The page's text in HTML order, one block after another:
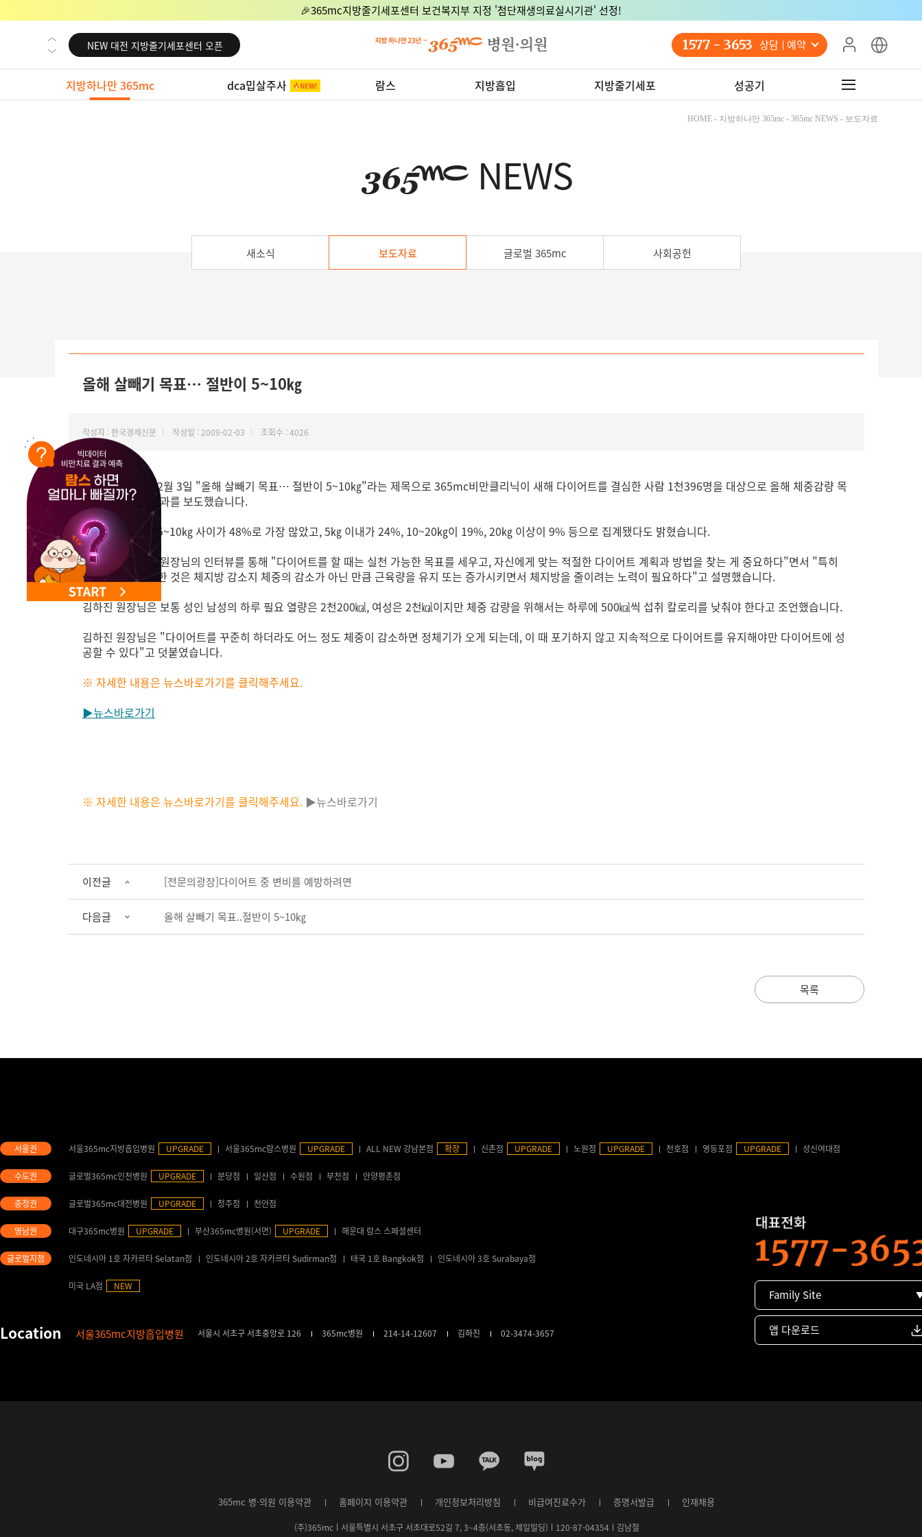
🎉365mc지방줄기세포센터 보건복지부 지정 '첨단재생의료실시기관' 선정!
NEW 교대 지방줄기세포센터 오픈
NEW 대전 지방줄기세포센터 오픈
NEW 노원 지방줄기세포센터 오픈
NEW 미국 LA점 오픈
NEW 미국 LA점 오픈
1577 - 3653 상담 예약
지방하나만 365mc dca밉살주사 람스 지방흡입 지방줄기세포 성공기
HOME - 지방하나만 365mc - 365mc NEWS - 보도자료
NEWS
새소식 보도자료 글로벌 365mc 사회공헌
올해 살빼기 목표… 절반이 5~10㎏
작성자 : 한국경제신문 작성일 : 2009-02-03 조회수 : 4026
한국경제신문은 2월 3일 "올해 살빼기 목표… 절반이 5~10㎏"라는 제목으로 365mc비만클리닉이 새해 다이어트를 결심한 사람 1천396명을 대상으로 올해 체중감량 목
표치를 조사한 결과를 보도했습니다.
한국경제신문은 5~10㎏ 사이가 48%로 가장 많았고, 5㎏ 이내가 24%, 10~20㎏이 19%, 20㎏ 이상이 9% 등으로 집계됐다도 밝혔습니다.
또한 김하진 수석원장님의 인터뷰를 통해 "다이어트를 할 때는 실천 가능한 목표를 세우고, 자신에게 맞는 적절한 다이어트 계획과 방법을 찾는 게 중요하다"면서 "특히
다이어트에 중요한 것은 체지방 감소지 체중의 감소가 아닌 만큼 근육량을 유지 또는 증가시키면서 체지방을 줄이려는 노력이 필요하다"고 설명했습니다.
김하진 원장님은 보통 성인 남성의 하루 필요 열량은 2천200㎉, 여성은 2천㎉이지만 체중 감량을 위해서는 하루에 500㎉씩 섭취 칼로리를 낮춰야 한다고 조언했습니다.
김하진 원장님은 "다이어트를 꾸준히 하더라도 어느 정도 체중이 감소하면 정체기가 오게 되는데, 이 때 포기하지 않고 지속적으로 다이어트를 유지해야만 다이어트에 성
공할 수 있다"고 덧붙였습니다.
※ 자세한 내용은 뉴스바로가기를 클릭해주세요.
▶뉴스바로가기
※ 자세한 내용은 뉴스바로가기를 클릭해주세요. ▶뉴스바로가기
이전글 [전문의광장]다이어트 중 변비를 예방하려면
다음글 올해 살빼기 목표..절반이 5~10㎏
목록
서울365mc지방흡입병원 UPGRADE 서울365mc람스병원 UPGRADE ALL NEW 강남본점 확장 신촌점 UPGRADE 노원점 UPGRADE 천호점 영등포점 UPGRADE 성신여대점
글로벌365mc인천병원 UPGRADE 분당점 일산점 수원점 부천점 안양평촌점
글로벌365mc대전병원 UPGRADE 청주점 천안점
대구365mc병원 UPGRADE 부산365mc병원(서면) UPGRADE 해운대 람스 스페셜센터
인도네시아 1호 자카르타 Selatan점 인도네시아 2호 자카르타 Sudirman점 태국 1호 Bangkok점 인도네시아 3호 Surabaya점
미국 LA점 NEW
서울365mc지방흡입병원 서울시 서초구 서초중앙로 126 365mc병원 214-14-12607 김하진 02-3474-3657
Family Site
앱 다운로드
365mc 병·의원 이용약관 홈페이지 이용약관 개인정보처리방침 비급여진료수가 증명서발급 인재채용
(주)365mcㅣ서울특별시 서초구 서초대로52길 7, 3~4층(서초동, 제일빌딩)ㅣ120-87-04354ㅣ김남철